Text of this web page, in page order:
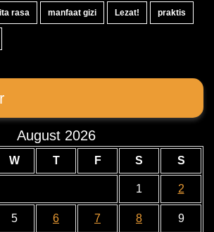
rasa manfaat gizi Lezat! praktis
August 2026
W T F S S
1 2
5 6 7 8 9